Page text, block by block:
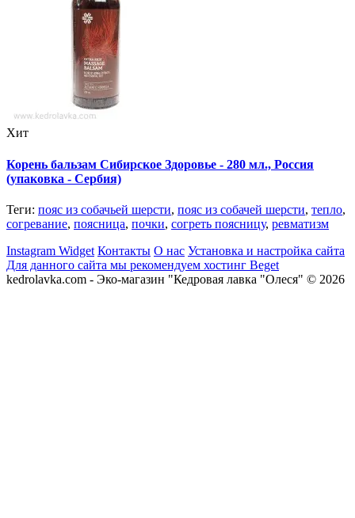
Хит
Корень бальзам Сибирское Здоровье - 280 мл., Россия
(упаковка - Сербия)
Теги: пояс из собачьей шерсти, пояс из собачей шерсти, тепло,
согревание, поясница, почки, согреть поясницу, ревматизм
Instagram Widget Контакты О нас Установка и настройка сайта
Для данного сайта мы рекомендуем хостинг Beget
kedrolavka.com - Эко-магазин "Кедровая лавка "Олеся" © 2026